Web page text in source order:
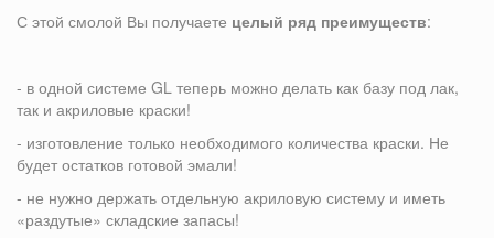
С этой смолой Вы получаете целый ряд преимуществ:
- в одной системе GL теперь можно делать как базу под лак,
так и акриловые краски!
- изготовление только необходимого количества краски. Не
будет остатков готовой эмали!
- не нужно держать отдельную акриловую систему и иметь
«раздутые» складские запасы!